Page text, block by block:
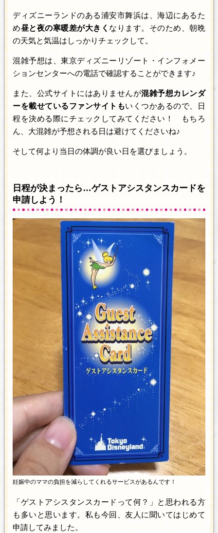
ディズニーランドのある浦安市舞浜は、海辺にあるた
め昼と夜の寒暖差が大きく なります。そのため、朝晩
の天気と気温はしっかりチェックして。
混雑予想は、東京ディズニーリゾート・インフォメー
ションセンターへの電話で確認することができます♪
また、公式サイトにはありませんが混雑予想カレンダ
ーを載せているファンサイトもいくつかあるので、日
程を決める際にチェックしてみてください！ もちろ
ん、大混雑が予想される日は避けてくださいね♪
そして何より当日の体調が良い日を選びましょう。
日程が決まったら…ゲストアシスタンスカードを
申請しよう！
妊娠中のママの負担を減らしてくれるサービスがあるんです！
「ゲストアシスタンスカードって何？」と思われる方
も多いと思います。私も今回、友人に聞いてはじめて
申請してみました。